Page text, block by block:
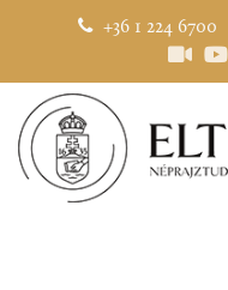
+36 1 224 6700